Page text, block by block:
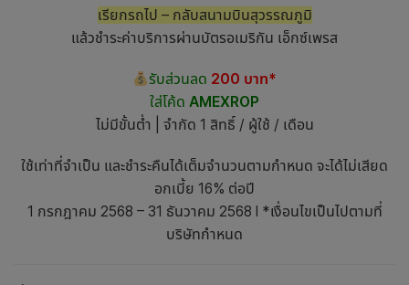
เรียกรถไป – กลับสนามบินสุวรรณภูมิ
แล้วชำระค่าบริการผ่านบัตรอเมริกัน เอ็กซ์เพรส
รับส่วนลด 200 บาท*
ใส่โค้ด AMEXROP
ไม่มีขั้นต่ำ | จำกัด 1 สิทธิ์ / ผู้ใช้ / เดือน
ใช้เท่าที่จำเป็น และชำระคืนได้เต็มจำนวนตามกำหนด จะได้ไม่เสียด
อกเบี้ย 16% ต่อปี
1 กรกฎาคม 2568 – 31 ธันวาคม 2568 l *เงื่อนไขเป็นไปตามที่
บริษัทกำหนด